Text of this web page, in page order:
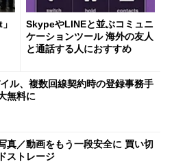
SkypeやLINEと並ぶコミュニ
ケーションツール 海外の友人
と通話する人におすすめ
ル、複数回線契約時の登録事務手
無料に
真／動画をもう一段安全に 買い切
ストレージ